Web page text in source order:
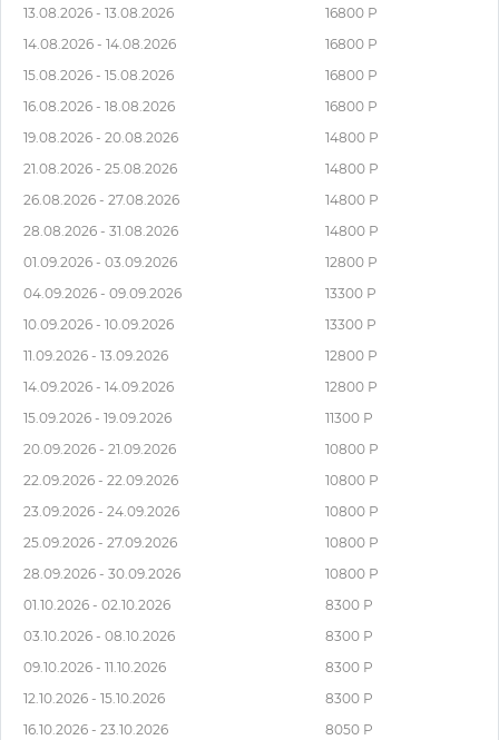
13.08.2026 - 13.08.2026
14.08.2026 - 14.08.2026
15.08.2026 - 15.08.2026
16.08.2026 - 18.08.2026
19.08.2026 - 20.08.2026
21.08.2026 - 25.08.2026
26.08.2026 - 27.08.2026
28.08.2026 - 31.08.2026
01.09.2026 - 03.09.2026
04.09.2026 - 09.09.2026
10.09.2026 - 10.09.2026
11.09.2026 - 13.09.2026
14.09.2026 - 14.09.2026
15.09.2026 - 19.09.2026
20.09.2026 - 21.09.2026
22.09.2026 - 22.09.2026
23.09.2026 - 24.09.2026
25.09.2026 - 27.09.2026
28.09.2026 - 30.09.2026
01.10.2026 - 02.10.2026
03.10.2026 - 08.10.2026
09.10.2026 - 11.10.2026
12.10.2026 - 15.10.2026
16.10.2026 - 23.10.2026
16800 Р
16800 Р
16800 Р
16800 Р
14800 Р
14800 Р
14800 Р
14800 Р
12800 Р
13300 Р
13300 Р
12800 Р
12800 Р
11300 Р
10800 Р
10800 Р
10800 Р
10800 Р
10800 Р
8300 Р
8300 Р
8300 Р
8300 Р
8050 Р